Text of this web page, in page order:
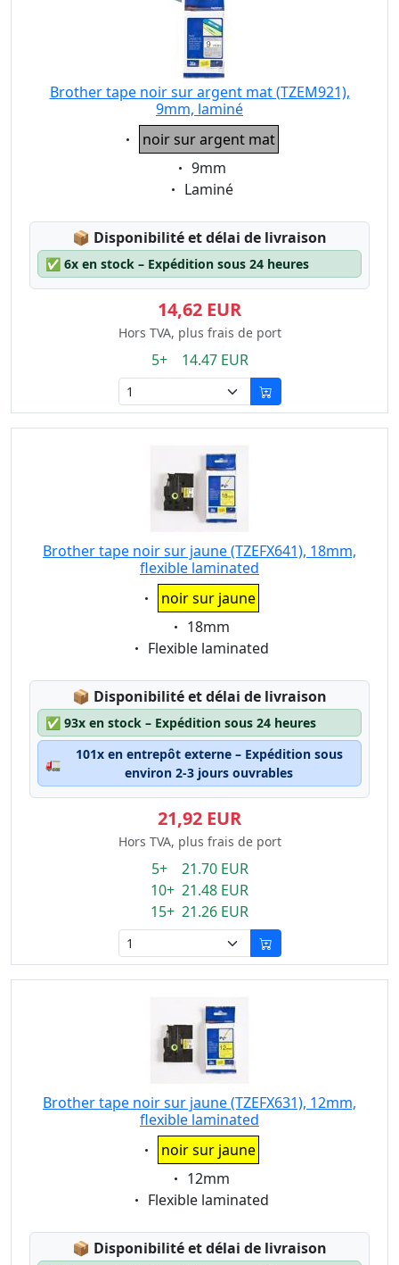
Brother tape noir sur argent mat (TZEM921),
9mm, laminé
Eigenschaft:
noir sur argent mat
Eigenschaft:
9mm
Eigenschaft:
Laminé
📦 Lagerstatus:
Disponibilité et délai de livraison
✅ 6x en stock – Expédition sous 24 heures
14,62 EUR
Hors TVA, plus frais de port
5+ 14.47 EUR
Brother tape noir sur jaune (TZEFX641), 18mm,
flexible laminated
Eigenschaft:
noir sur jaune
Eigenschaft:
18mm
Eigenschaft:
Flexible laminated
📦 Lagerstatus:
Disponibilité et délai de livraison
✅ 93x en stock – Expédition sous 24 heures
🚛
101x en entrepôt externe – Expédition sous
environ 2-3 jours ouvrables
21,92 EUR
Hors TVA, plus frais de port
5+ 21.70 EUR
10+ 21.48 EUR
15+ 21.26 EUR
Brother tape noir sur jaune (TZEFX631), 12mm,
flexible laminated
Eigenschaft:
noir sur jaune
Eigenschaft:
12mm
Eigenschaft:
Flexible laminated
📦 Lagerstatus:
Disponibilité et délai de livraison